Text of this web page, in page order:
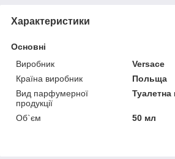
Характеристики
Основні
Виробник
Versace
Країна виробник
Польща
Вид парфумерної
продукції
Туалетна
Об`єм 50 мл